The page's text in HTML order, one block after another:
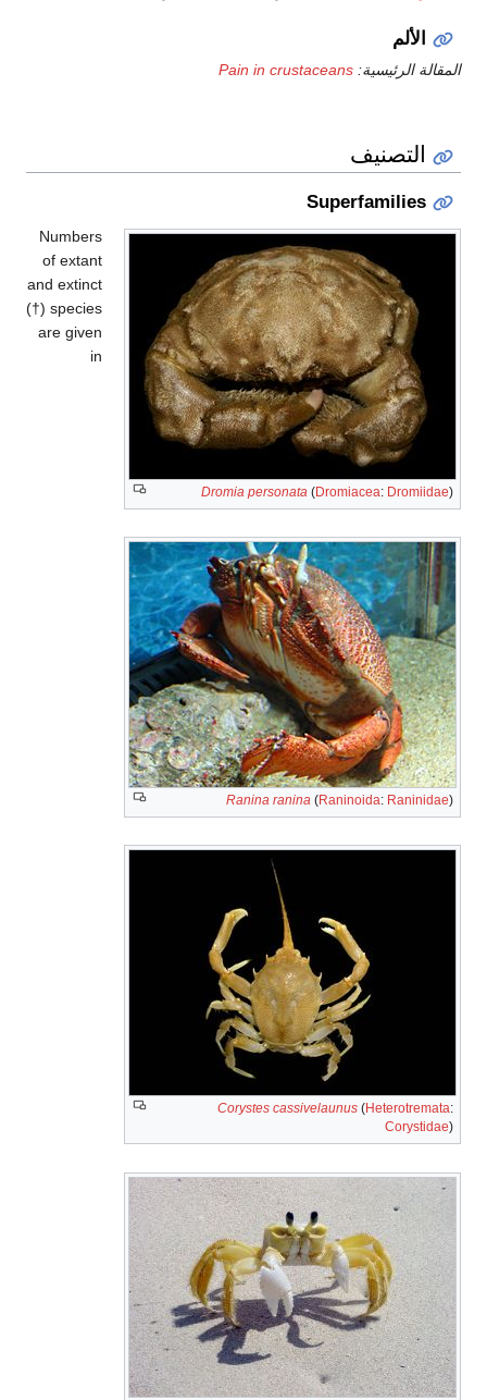
الألم
المقالة الرئيسية: Pain in crustaceans
التصنيف
Superfamilies
Dromia personata (Dromiacea: Dromiidae)
Ranina ranina (Raninoida: Raninidae)
Corystes cassivelaunus (Heterotremata:
Corystidae)
Numbers
of extant
and extinct
(†) species
are given
in